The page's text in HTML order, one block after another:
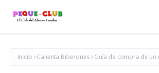
Inicio Calienta Biberones Guía de compra de un